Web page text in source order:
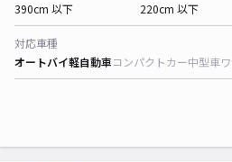
390cm 以下
220cm 以下
対応車種
オートバイ軽自動車コンパクトカー中型車